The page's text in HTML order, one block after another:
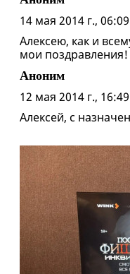
14 мая 2014 г., 06:09
Алексею, как и
мои
Аноним
12 мая 2014 г., 16:49
Алексей, с